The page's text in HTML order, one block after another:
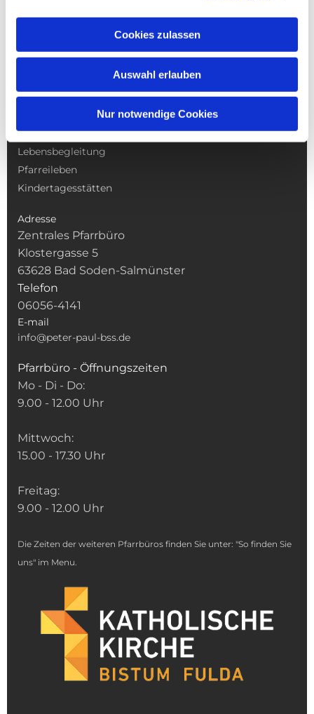
Cookies zulassen
Auswahl erlauben
Nur notwendige Cookies
NAVIGATION
Pfarrei
Lebensbegleitung
Pfarreileben
Kindertagesstätten
Adresse
Zentrales Pfarrbüro
Klostergasse 5
63628 Bad Soden-Salmünster
Telefon
06056-4141
E-mail
info@peter-paul-bss.de
Pfarrbüro - Öffnungszeiten
Mo - Di - Do:
9.00 - 12.00 Uhr
Mittwoch:
15.00 - 17.30 Uhr
Freitag:
9.00 - 12.00 Uhr
Die Zeiten der weiteren Pfarrbüros finden Sie unter: "So finden Sie
uns" im Menu.